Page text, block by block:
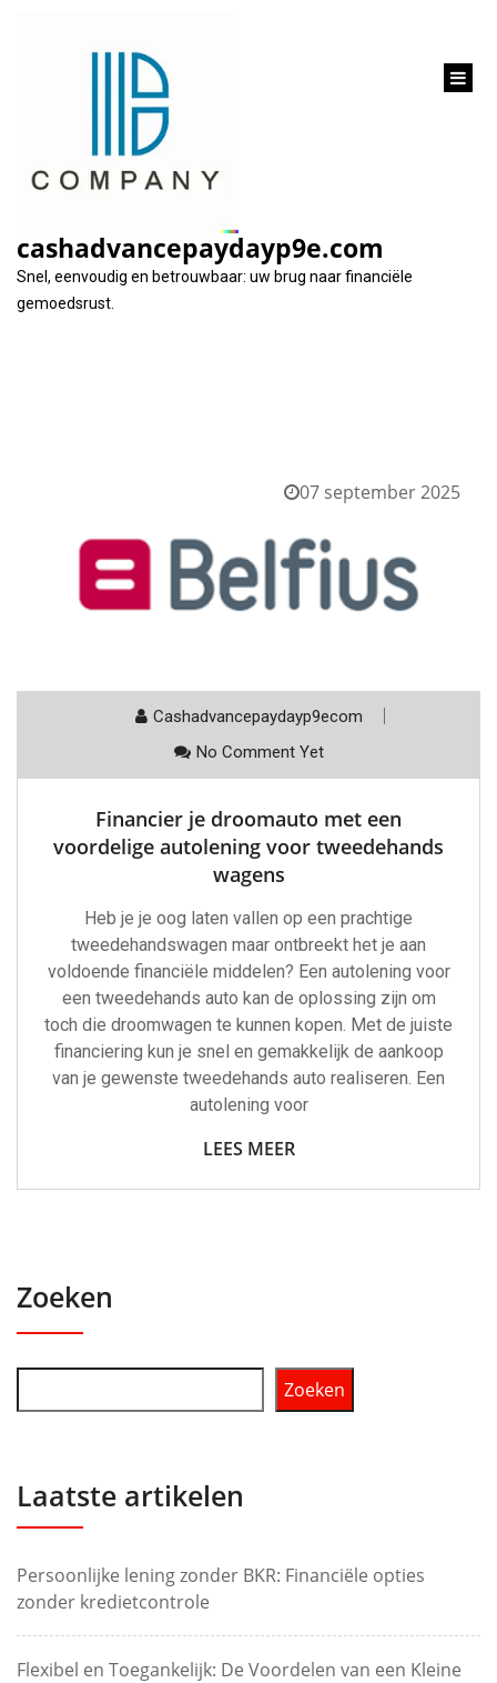
cashadvancepaydayp9e.com
Snel, eenvoudig en betrouwbaar: uw brug naar financiële
gemoedsrust.
Tag:
07 september 2025
Cashadvancepaydayp9ecom
No Comment Yet
Financier je droomauto met een
voordelige autolening voor tweedehands
wagens
Heb je je oog laten vallen op een prachtige
tweedehandswagen maar ontbreekt het je aan
voldoende financiële middelen? Een autolening voor
een tweedehands auto kan de oplossing zijn om
toch die droomwagen te kunnen kopen. Met de juiste
financiering kun je snel en gemakkelijk de aankoop
van je gewenste tweedehands auto realiseren. Een
autolening voor
LEES MEER
Zoeken
Zoeken
Laatste artikelen
Persoonlijke lening zonder BKR: Financiële opties
zonder kredietcontrole
Flexibel en Toegankelijk: De Voordelen van een Kleine